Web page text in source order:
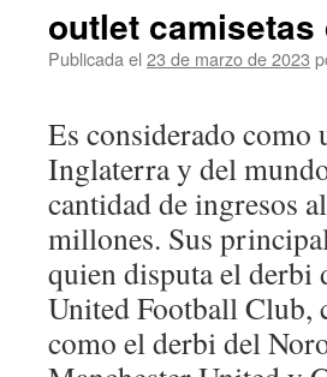
outlet camisetas
Publicada el 23 de marzo de 2023
Es considerado como
Inglaterra y del
cantidad de ingresos
millones. Sus
quien disputa el derbi
United Football Club,
como el derbi del